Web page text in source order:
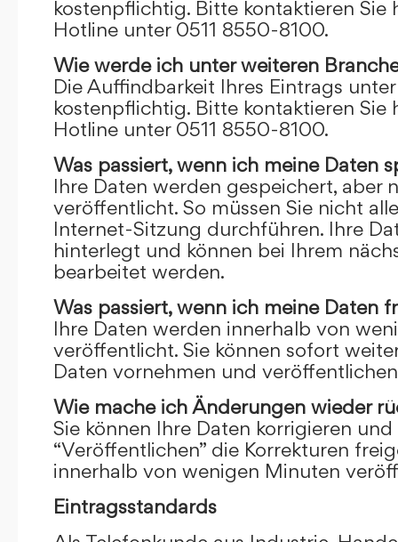
kostenpflichtig. Bitte kontaktieren Sie
Hotline unter 0511 8550-8100.
Wie werde ich unter weiteren
Die Auffindbarkeit Ihres Eintrags
kostenpflichtig. Bitte kontaktieren Sie
Hotline unter 0511 8550-8100.
Was passiert, wenn ich meine Daten
Ihre Daten werden gespeichert, aber
veröffentlicht. So müssen Sie nicht
Internet-Sitzung durchführen. Ihre
hinterlegt und können bei Ihrem
bearbeitet werden.
Was passiert, wenn ich meine Daten
Ihre Daten werden innerhalb von
veröffentlicht. Sie können sofort
Daten vornehmen und
Wie mache ich Änderungen wieder
Sie können Ihre Daten korrigieren
“Veröffentlichen” die Korrekturen
innerhalb von wenigen Minuten
Eintragsstandards